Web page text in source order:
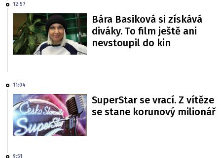
12:57
Bára Basiková si získává
diváky. To film ještě ani
nevstoupil do kin
11:04
SuperStar se vrací. Z vítěze
se stane korunový milionář
9:51